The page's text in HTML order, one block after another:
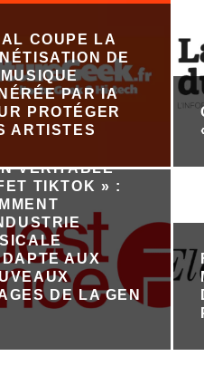
COUPE LA
DE
PAR IA
PROTÉGER
ARTISTES
VÉRITABLE
TIKTOK » :
AUX
DE LA GEN